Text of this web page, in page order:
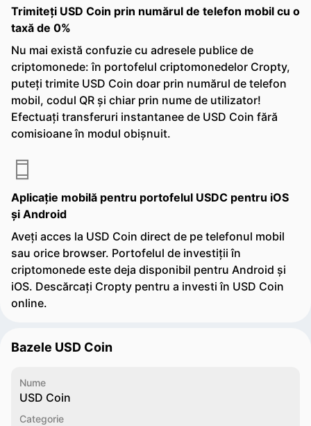
Trimiteți USD Coin prin numărul de telefon mobil cu o
taxă de 0%
Nu mai există confuzie cu adresele publice de
criptomonede: în portofelul criptomonedelor Cropty,
puteți trimite USD Coin doar prin numărul de telefon
mobil, codul QR și chiar prin nume de utilizator!
Efectuați transferuri instantanee de USD Coin fără
comisioane în modul obișnuit.
Aplicație mobilă pentru portofelul USDC pentru iOS
și Android
Aveți acces la USD Coin direct de pe telefonul mobil
sau orice browser. Portofelul de investiții în
criptomonede este deja disponibil pentru Android și
iOS. Descărcați Cropty pentru a investi în USD Coin
online.
Bazele USD Coin
Nume
USD Coin
Categorie